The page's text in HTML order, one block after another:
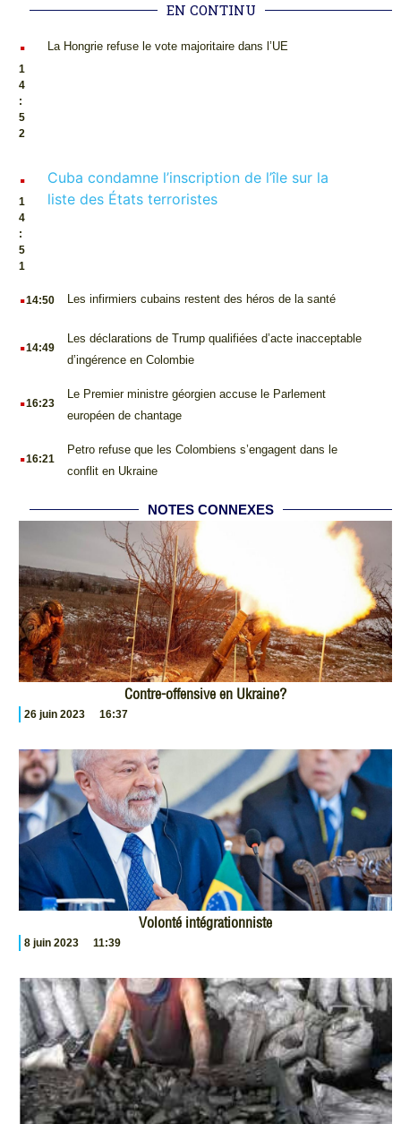
EN CONTINU
.
1
4
:
5
2
La Hongrie refuse le vote majoritaire dans l’UE
.
1
4
:
5
1
Cuba condamne l’inscription de l’île sur la
liste des États terroristes
.14:50 Les infirmiers cubains restent des héros de la santé
.14:49
Les déclarations de Trump qualifiées d’acte inacceptable
d’ingérence en Colombie
.16:23
Le Premier ministre géorgien accuse le Parlement
européen de chantage
.16:21
Petro refuse que les Colombiens s’engagent dans le
conflit en Ukraine
NOTES CONNEXES
Contre-offensive en Ukraine?
26 juin 2023 16:37
Volonté intégrationniste
8 juin 2023 11:39